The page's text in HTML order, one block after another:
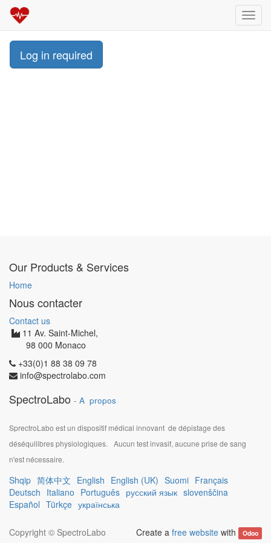
Log in required
Our Products & Services
Home
Nous contacter
Contact us
11 Av. Saint-Michel,
98 000 Monaco
+33(0)1 88 38 09 78
info@spectrolabo.com
SpectroLabo - A propos
SprectroLabo est un dispositif médical innovant de dépistage des
déséquilibres physiologiques.
Aucun test invasif, aucune prise de sang
n'est nécessaire.
Shqip 简体中文 English English (UK) Suomi Français
Deutsch Italiano Português русский язык slovenščina
Español Türkçe українська
Create afree website with Odoo
Copyright © SpectroLabo